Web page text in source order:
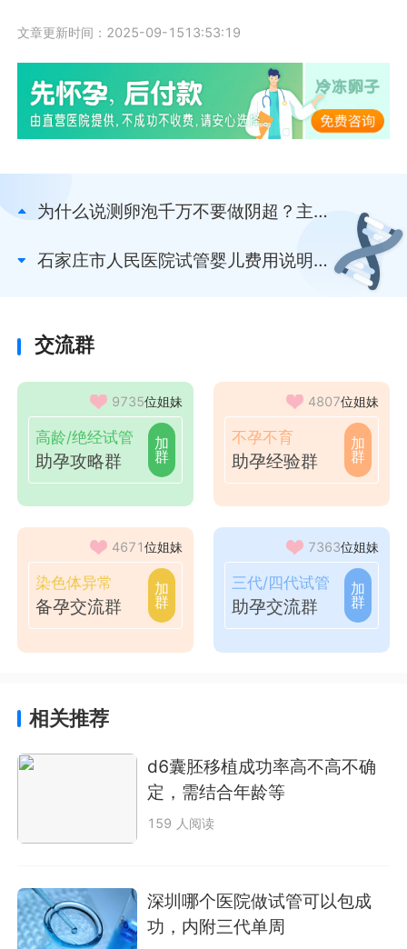
文章更新时间：2025-09-1513:53:19
为什么说测卵泡千万不要做阴超？主要
石家庄市人民医院试管婴儿费用说明，
交流群
9735位姐妹
高龄/绝经试管
助孕攻略群
加
群
4807位姐妹
不孕不育
助孕经验群
加
群
4671位姐妹
染色体异常
备孕交流群
加
群
7363位姐妹
三代/四代试管
助孕交流群
加
群
相关推荐
d6囊胚移植成功率高不高不确
定，需结合年龄等
159 人阅读
深圳哪个医院做试管可以包成
功，内附三代单周